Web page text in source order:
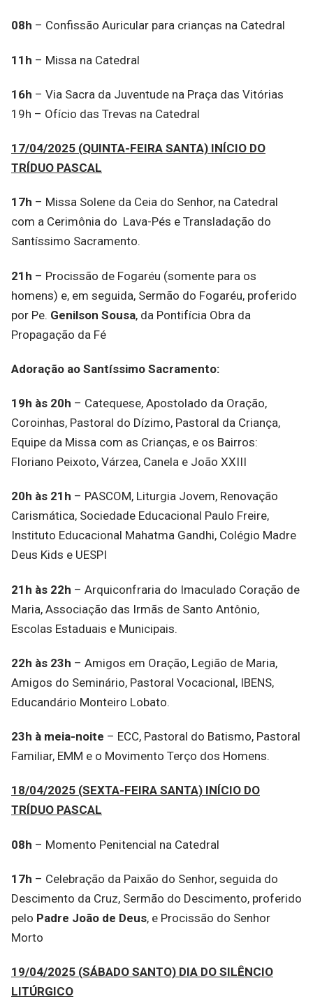
08h – Confissão Auricular para crianças na Catedral
11h – Missa na Catedral
16h – Via Sacra da Juventude na Praça das Vitórias
19h – Ofício das Trevas na Catedral
17/04/2025 (QUINTA-FEIRA SANTA) INÍCIO DO
TRÍDUO PASCAL
17h – Missa Solene da Ceia do Senhor, na Catedral
com a Cerimônia do Lava-Pés e Transladação do
Santíssimo Sacramento.
21h – Procissão de Fogaréu (somente para os
homens) e, em seguida, Sermão do Fogaréu, proferido
por Pe. Genilson Sousa, da Pontifícia Obra da
Propagação da Fé
Adoração ao Santíssimo Sacramento:
19h às 20h – Catequese, Apostolado da Oração,
Coroinhas, Pastoral do Dízimo, Pastoral da Criança,
Equipe da Missa com as Crianças, e os Bairros:
Floriano Peixoto, Várzea, Canela e João XXIII
20h às 21h – PASCOM, Liturgia Jovem, Renovação
Carismática, Sociedade Educacional Paulo Freire,
Instituto Educacional Mahatma Gandhi, Colégio Madre
Deus Kids e UESPI
21h às 22h – Arquiconfraria do Imaculado Coração de
Maria, Associação das Irmãs de Santo Antônio,
Escolas Estaduais e Municipais.
22h às 23h – Amigos em Oração, Legião de Maria,
Amigos do Seminário, Pastoral Vocacional, IBENS,
Educandário Monteiro Lobato.
23h à meia-noite – ECC, Pastoral do Batismo, Pastoral
Familiar, EMM e o Movimento Terço dos Homens.
18/04/2025 (SEXTA-FEIRA SANTA) INÍCIO DO
TRÍDUO PASCAL
08h – Momento Penitencial na Catedral
17h – Celebração da Paixão do Senhor, seguida do
Descimento da Cruz, Sermão do Descimento, proferido
pelo Padre João de Deus, e Procissão do Senhor
Morto
19/04/2025 (SÁBADO SANTO) DIA DO SILÊNCIO
LITÚRGICO